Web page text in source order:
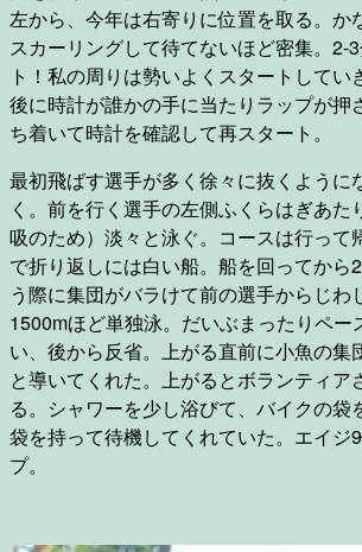
左から、今年は右寄りに位置を取る。か
スカーリングして待てないほど密集。2-
ト！私の周りは勢いよくスタートしてい
後に時計が誰かの手に当たりラップが押
ち着いて時計を確認して再スタート。
最初飛ばす選手が多く徐々に抜くように
く。前を行く選手の左側ふくらはぎあた
吸のため）淡々と泳ぐ。コースは行って
で折り返しには白い船。船を回ってから
う際に集団がバラけて前の選手からじわ
1500mほど単独泳。だいぶまったりペー
い、後から反省。上がる直前に小魚の集
と導いてくれた。上がるとボランティア
る。シャワーを少し浴びて、バイクの袋
袋を持って待機してくれていた。エイジ
プ。